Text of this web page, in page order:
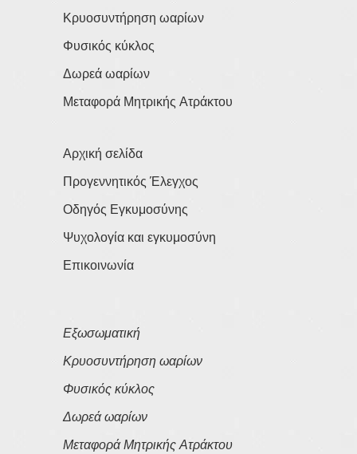
Κρυοσυντήρηση ωαρίων
Φυσικός κύκλος
Δωρεά ωαρίων
Μεταφορά Μητρικής Ατράκτου
Αρχική σελίδα
Προγεννητικός Έλεγχος
Οδηγός Εγκυμοσύνης
Ψυχολογία και εγκυμοσύνη
Επικοινωνία
Εξωσωματική
Κρυοσυντήρηση ωαρίων
Φυσικός κύκλος
Δωρεά ωαρίων
Μεταφορά Μητρικής Ατράκτου